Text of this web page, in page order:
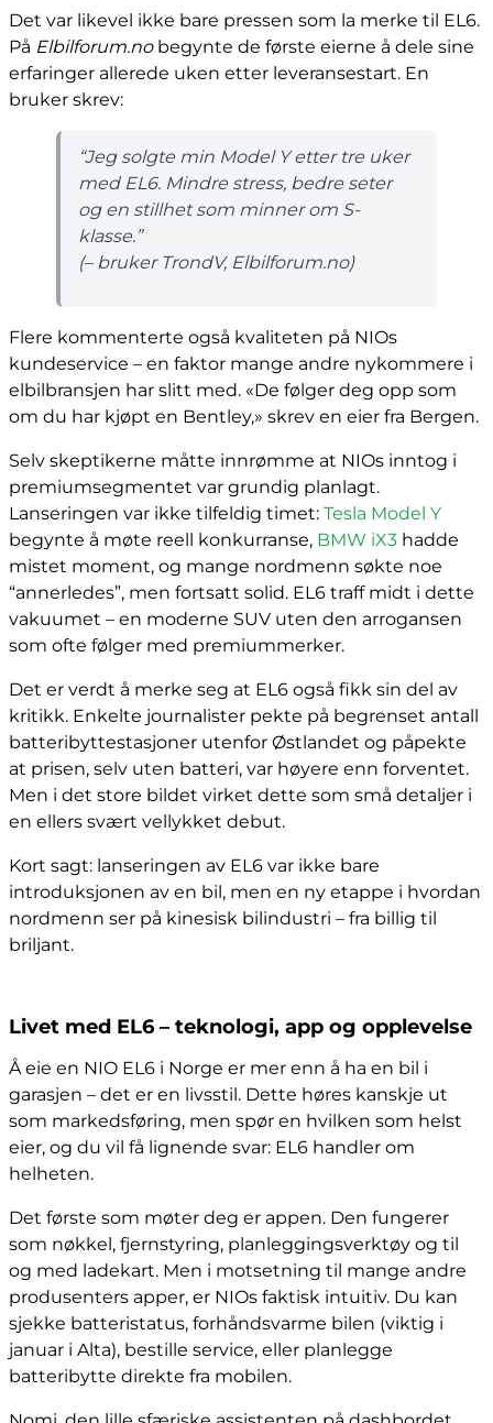
Det var likevel ikke bare pressen som la merke til EL6.
På Elbilforum.nobegynte de første eierne å dele sine
erfaringer allerede uken etter leveransestart. En
bruker skrev:
“Jeg solgte min Model Y etter tre uker
med EL6. Mindre stress, bedre seter
og en stillhet som minner om S-
klasse.”
(– bruker TrondV, Elbilforum.no)
Flere kommenterte også kvaliteten på NIOs
kundeservice – en faktor mange andre nykommere i
elbilbransjen har slitt med. «De følger deg opp som
om du har kjøpt en Bentley,» skrev en eier fra Bergen.
Selv skeptikerne måtte innrømme at NIOs inntog i
premiumsegmentet var grundig planlagt.
Lanseringen var ikke tilfeldig timet: Tesla Model Y
begynte å møte reell konkurranse, BMW iX3 hadde
mistet moment, og mange nordmenn søkte noe
“annerledes”, men fortsatt solid. EL6 traff midt i dette
vakuumet – en moderne SUV uten den arrogansen
som ofte følger med premiummerker.
Det er verdt å merke seg at EL6 også fikk sin del av
kritikk. Enkelte journalister pekte på begrenset antall
batteribyttestasjoner utenfor Østlandet og påpekte
at prisen, selv uten batteri, var høyere enn forventet.
Men i det store bildet virket dette som små detaljer i
en ellers svært vellykket debut.
Kort sagt: lanseringen av EL6 var ikke bare
introduksjonen av en bil, men en ny etappe i hvordan
nordmenn ser på kinesisk bilindustri – fra billig til
briljant.
Livet med EL6 – teknologi, app og opplevelse
Å eie en NIO EL6 i Norge er mer enn å ha en bil i
garasjen – det er en livsstil. Dette høres kanskje ut
som markedsføring, men spør en hvilken som helst
eier, og du vil få lignende svar: EL6 handler om
helheten.
Det første som møter deg er appen. Den fungerer
som nøkkel, fjernstyring, planleggingsverktøy og til
og med ladekart. Men i motsetning til mange andre
produsenters apper, er NIOs faktisk intuitiv. Du kan
sjekke batteristatus, forhåndsvarme bilen (viktig i
januar i Alta), bestille service, eller planlegge
batteribytte direkte fra mobilen.